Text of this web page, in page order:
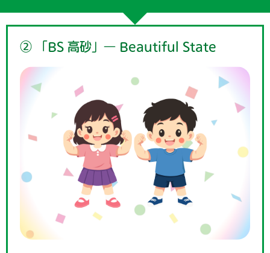
② 「BS 高砂」― Beautiful State